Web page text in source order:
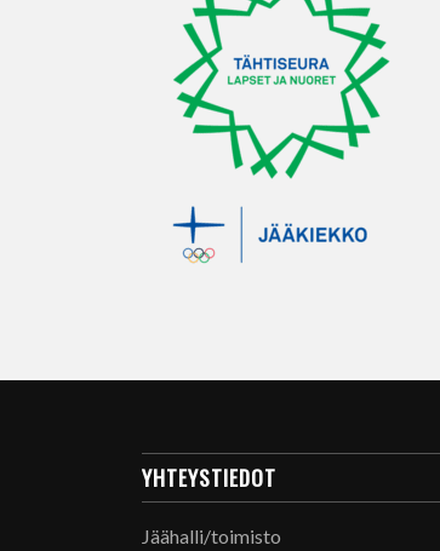
YHTEYSTIEDOT
Jäähalli/toimisto